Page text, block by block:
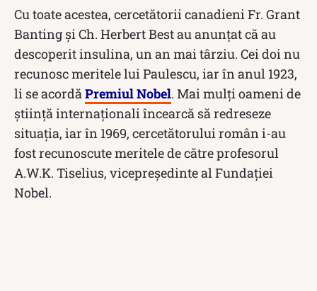
Cu toate acestea, cercetătorii canadieni Fr. Grant
Banting şi Ch. Herbert Best au anunțat că au
descoperit insulina, un an mai târziu. Cei doi nu
recunosc meritele lui Paulescu, iar în anul 1923,
li se acordă Premiul Nobel. Mai mulți oameni de
știință internaționali încearcă să redreseze
situația, iar în 1969, cercetătorului român i-au
fost recunoscute meritele de către profesorul
A.W.K. Tiselius, vicepreşedinte al Fundaţiei
Nobel.